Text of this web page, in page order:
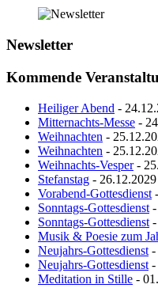
Newsletter
Kommende
Heiliger Abend -
Mitternachts-Messe -
Weihnachten -
Weihnachten -
Weihnachts-Vesper-
Stefanstag -
Vorabend-Gottesdienst
Sonntags-Gottesdienst
Sonntags-Gottesdienst
Musik & Poesie zum
Neujahrs-Gottesdienst -
Neujahrs-Gottesdienst -
Meditation in Stille -